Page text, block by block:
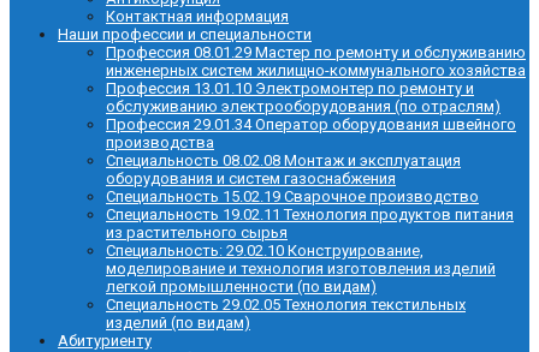
Контактная информация
Наши профессии и специальности
Профессия 08.01.29 Мастер по ремонту и обслуживанию
инженерных систем жилищно-коммунального хозяйства
Профессия 13.01.10 Электромонтер по ремонту и
обслуживанию электрооборудования (по отраслям)
Профессия 29.01.34 Оператор оборудования швейного
производства
Специальность 08.02.08 Монтаж и эксплуатация
оборудования и систем газоснабжения
Специальность 15.02.19 Сварочное производство
Специальность 19.02.11 Технология продуктов питания
из растительного сырья
Специальность: 29.02.10 Конструирование,
моделирование и технология изготовления изделий
легкой промышленности (по видам)
Специальность 29.02.05 Технология текстильных
изделий (по видам)
Абитуриенту